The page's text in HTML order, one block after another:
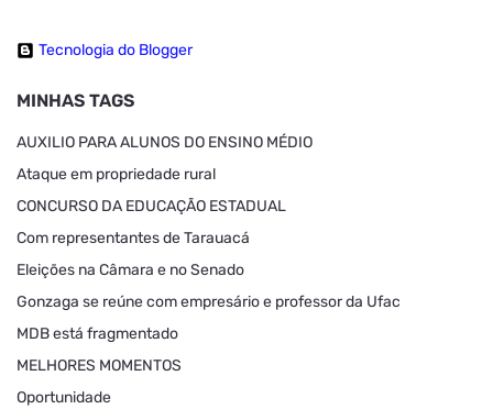
Tecnologia do Blogger
MINHAS TAGS
AUXILIO PARA ALUNOS DO ENSINO MÉDIO
Ataque em propriedade rural
CONCURSO DA EDUCAÇÃO ESTADUAL
Com representantes de Tarauacá
Eleições na Câmara e no Senado
Gonzaga se reúne com empresário e professor da Ufac
MDB está fragmentado
MELHORES MOMENTOS
Oportunidade